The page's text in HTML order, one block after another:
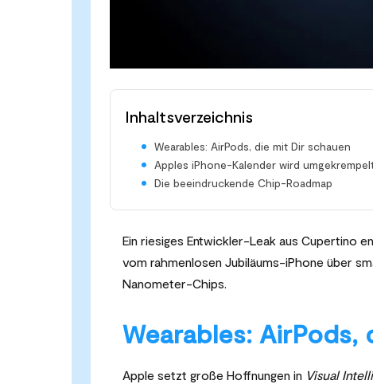
Inhaltsverzeichnis
Wearables: AirPods, die mit Dir schauen
Apples iPhone-Kalender wird
Die beeindruckende Chip-Roadmap
Ein riesiges Entwickler-Leak aus Cupertino
vom rahmenlosen Jubiläums-iPhone über
Nanometer-Chips.
Wearables:
Apple setzt große Hoffnungen in Visual